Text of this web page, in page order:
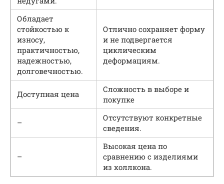
Обладает
стойкостью к
износу,
практичностью,
надежностью,
долговечностью.
Отлично сохраняет форму
и не подвергается
циклическим
деформациям.
Доступная цена
Сложность в выборе и
покупке
–
Отсутствуют конкретные
сведения.
–
Высокая цена по
сравнению с изделиями
из холлкона.